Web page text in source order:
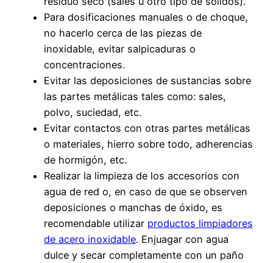
Para dosificaciones manuales o de choque,
no hacerlo cerca de las piezas de
inoxidable, evitar salpicaduras o
concentraciones.
Evitar las deposiciones de sustancias sobre
las partes metálicas tales como: sales,
polvo, suciedad, etc.
Evitar contactos con otras partes metálicas
o materiales, hierro sobre todo, adherencias
de hormigón, etc.
Realizar la limpieza de los accesorios con
agua de red o, en caso de que se observen
deposiciones o manchas de óxido, es
recomendable utilizar productos limpiadores
de acero inoxidable. Enjuagar con agua
dulce y secar completamente con un paño